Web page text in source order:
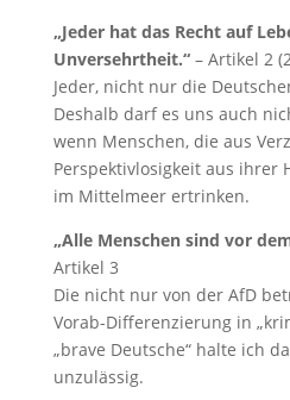
„Jeder hat das Recht auf
Unversehrtheit.“– Artikel 2
Jeder, nicht nur die
Deshalb darf es uns auch
wenn Menschen, die aus
Perspektivlosigkeit aus ihrer
im Mittelmeer ertrinken.
„Alle Menschen sind vor
Artikel 3
Die nicht nur von der AfD
Vorab-Differenzierung in
„brave Deutsche“ halte ich
unzulässig.